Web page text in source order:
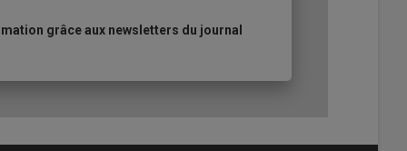
grâce aux newsletters du journal